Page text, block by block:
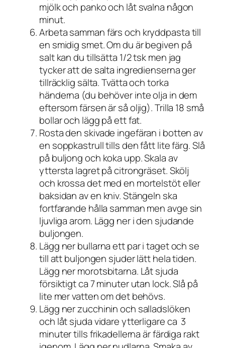
mjölk och panko och låt svalna någon
minut.
Arbeta samman färs och kryddpasta till
en smidig smet. Om du är begiven på
salt kan du tillsätta 1/2 tsk men jag
tycker att de salta ingredienserna ger
tillräcklig sälta. Tvätta och torka
händerna (du behöver inte olja in dem
eftersom färsen är så oljig). Trilla 18 små
bollar och lägg på ett fat.
Rosta den skivade ingefäran i botten av
en soppkastrull tills den fått lite färg. Slå
på buljong och koka upp. Skala av
yttersta lagret på citrongräset. Skölj
och krossa det med en mortelstöt eller
baksidan av en kniv. Stängeln ska
fortfarande hålla samman men avge sin
ljuvliga arom. Lägg ner i den sjudande
buljongen.
Lägg ner bullarna ett par i taget och se
till att buljongen sjuder lätt hela tiden.
Lägg ner morotsbitarna. Låt sjuda
försiktigt ca 7 minuter utan lock. Slå på
lite mer vatten om det behövs.
Lägg ner zucchinin och salladslöken
och låt sjuda vidare ytterligare ca 3
minuter tills frikadellerna är färdiga rakt